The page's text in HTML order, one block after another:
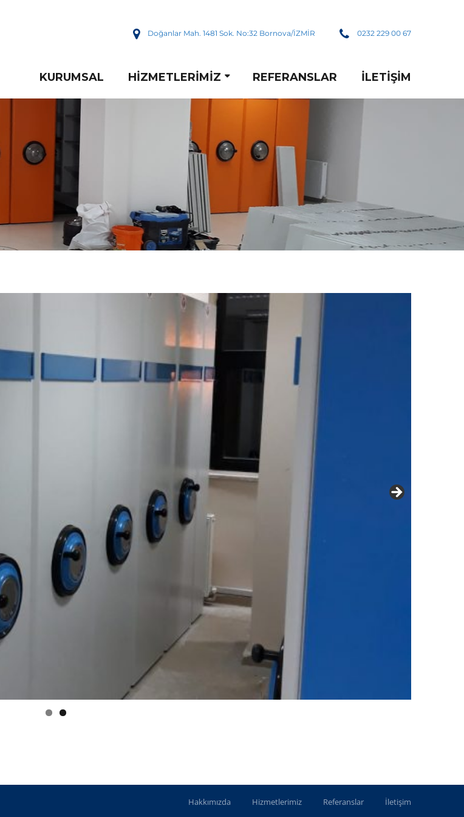
Doğanlar Mah. 1481 Sok. No:32 Bornova/İZMİR 0232 229 00 67
KURUMSAL HIZMETLERIMIZ REFERANSLAR İLETIŞIM
Hakkımızda Hizmetlerimiz Referanslar İletişim